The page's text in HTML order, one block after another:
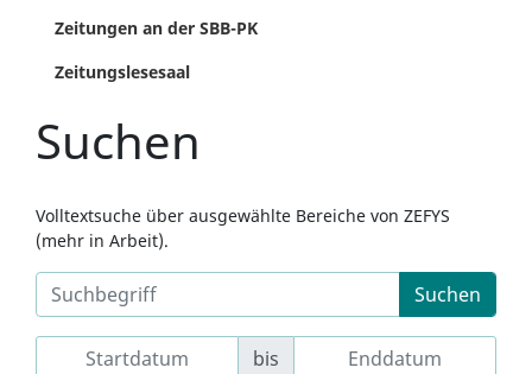
Zeitungen an der SBB-PK
Zeitungslesesaal
Suchen
Volltextsuche über ausgewählte Bereiche von ZEFYS
(mehr in Arbeit).
Suchen
bis